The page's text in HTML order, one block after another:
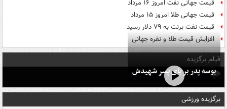
قیمت جهانی نفت امروز ۱۶ مرداد
قیمت جهانی طلا امروز ۱۵ مرداد
قیمت نفت برنت به ۷۹ دلار رسید
افزایش قیمت طلا و نقره جهانی
فیلم برگزیده
بوسه‌ پدر بر پای پسر شهیدش
برگزیده ورزشی